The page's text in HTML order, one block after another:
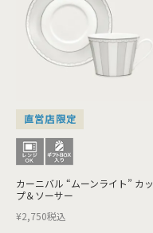
直営店限定
カーニバル “ムーンライト” カッ
プ＆ソーサー
¥2,750税込